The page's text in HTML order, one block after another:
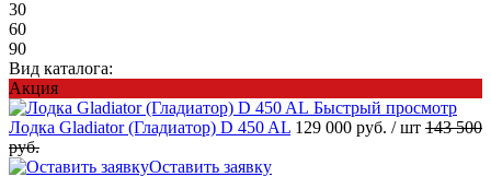
30
60
90
Вид каталога:
Акция
Быстрый просмотр
Лодка Gladiator (Гладиатор) D 450 AL 129 000 руб. / шт 143 500
руб.
Оставить заявку